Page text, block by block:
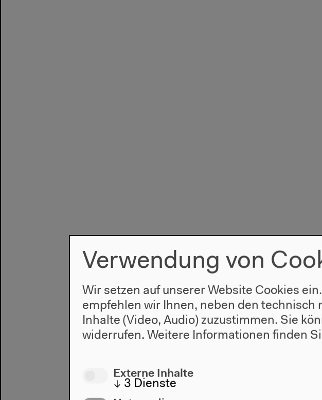
Verwendung von
Wir setzen auf unserer Website Cookies
empfehlen wir Ihnen, neben den
Inhalte (Video, Audio) zuzustimmen. Sie
widerrufen. Weitere Informationen finden
Externe Inhalte
↓ 3 Dienste